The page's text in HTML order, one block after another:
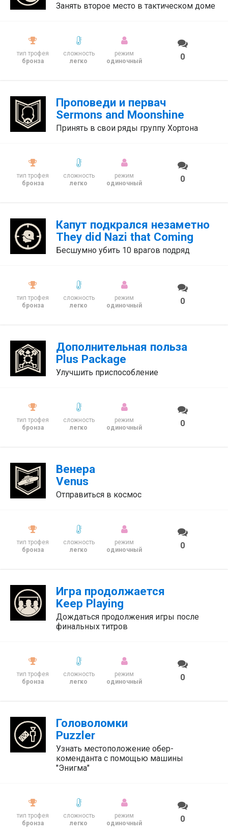
Занять второе место в тактическом доме
тип трофея
бронза
сложность
легко
режим
одиночный
0
Проповеди и первач
Sermons and Moonshine
Принять в свои ряды группу Хортона
тип трофея
бронза
сложность
легко
режим
одиночный
0
Капут подкрался незаметно
They did Nazi that Coming
Бесшумно убить 10 врагов подряд
тип трофея
бронза
сложность
легко
режим
одиночный
0
Дополнительная польза
Plus Package
Улучшить приспособление
тип трофея
бронза
сложность
легко
режим
одиночный
0
Венера
Venus
Отправиться в космос
тип трофея
бронза
сложность
легко
режим
одиночный
0
Игра продолжается
Keep Playing
Дождаться продолжения игры после
финальных титров
тип трофея
бронза
сложность
легко
режим
одиночный
0
Головоломки
Puzzler
Узнать местоположение обер-
коменданта с помощью машины
"Энигма"
тип трофея
бронза
сложность
легко
режим
одиночный
0